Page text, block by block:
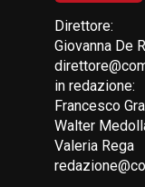
Direttore:
Giovanna De
in redazione:
Francesco
Walter
Valeria Rega